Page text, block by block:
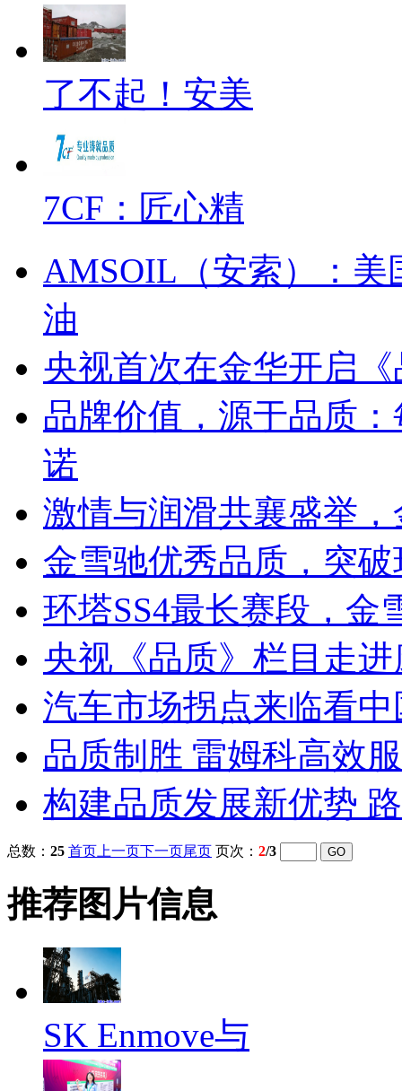
了不起！安美
7CF：匠心精
AMSOIL（安索）：
油
央视首次在金华开启
品牌价值，源于品质
诺
激情与润滑共襄盛举
金雪驰优秀品质，突
环塔SS4最长赛段，金
央视《品质》栏目走
汽车市场拐点来临看
品质制胜 雷姆科高效
构建品质发展新优势
总数： 25 首页 上一页下一页尾页 页次： 2/3
推荐图片信息
SK Enmove与